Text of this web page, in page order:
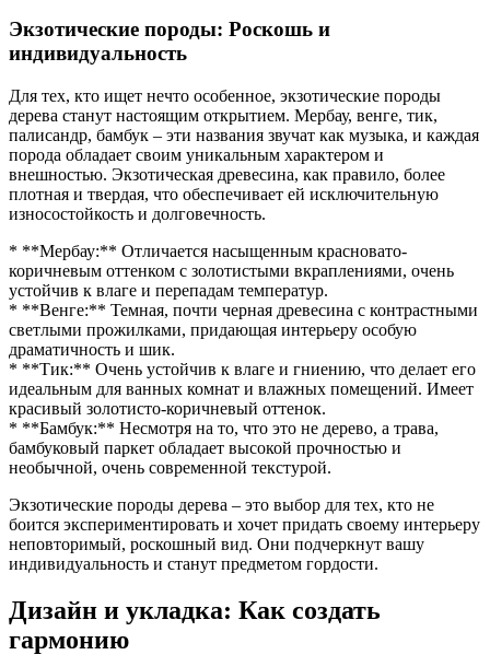
Экзотические породы: Роскошь и
индивидуальность
Для тех, кто ищет нечто особенное, экзотические породы
дерева станут настоящим открытием. Мербау, венге, тик,
палисандр, бамбук – эти названия звучат как музыка, и каждая
порода обладает своим уникальным характером и
внешностью. Экзотическая древесина, как правило, более
плотная и твердая, что обеспечивает ей исключительную
износостойкость и долговечность.
* **Мербау:** Отличается насыщенным красновато-
коричневым оттенком с золотистыми вкраплениями, очень
устойчив к влаге и перепадам температур.
* **Венге:** Темная, почти черная древесина с контрастными
светлыми прожилками, придающая интерьеру особую
драматичность и шик.
* **Тик:** Очень устойчив к влаге и гниению, что делает его
идеальным для ванных комнат и влажных помещений. Имеет
красивый золотисто-коричневый оттенок.
* **Бамбук:** Несмотря на то, что это не дерево, а трава,
бамбуковый паркет обладает высокой прочностью и
необычной, очень современной текстурой.
Экзотические породы дерева – это выбор для тех, кто не
боится экспериментировать и хочет придать своему интерьеру
неповторимый, роскошный вид. Они подчеркнут вашу
индивидуальность и станут предметом гордости.
Дизайн и укладка: Как создать
гармонию